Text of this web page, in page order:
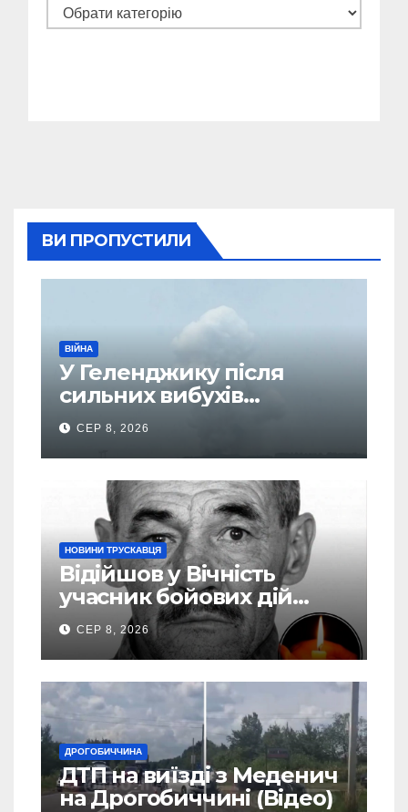
Категорії
ВИ ПРОПУСТИЛИ
ВІЙНА
У Геленджику після
сильних вибухів
почалася масова
евакуація
СЕР 8, 2026
НОВИНИ ТРУСКАВЦЯ
Відійшов у Вічність
учасник бойових дій
Василь Іваникович зі
Станилі
СЕР 8, 2026
ДРОГОБИЧЧИНА
ДТП на виїзді з Меденич
на Дрогобиччині (Відео)